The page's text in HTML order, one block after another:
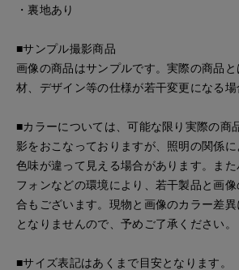
・裏地あり
■サンプル撮影商品
画像の商品はサンプルです。実際の商品
材、デザイン等の仕様が若干変更になる場
■カラーについては、可能な限り実際の商
影をおこなっておりますが、照明の関係
色味が違って見える場合があります。ま
フォンなどの環境により、若干製品と画
合もございます。現物と画像のカラー差
となりませんので、予めご了承ください。
■サイズ表記はあくまで目安となります。